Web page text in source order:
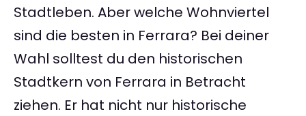
Stadtleben. Aber welche Wohnviertel
sind die besten in Ferrara? Bei deiner
Wahl solltest du den historischen
Stadtkern von Ferrara in Betracht
ziehen. Er hat nicht nur historische